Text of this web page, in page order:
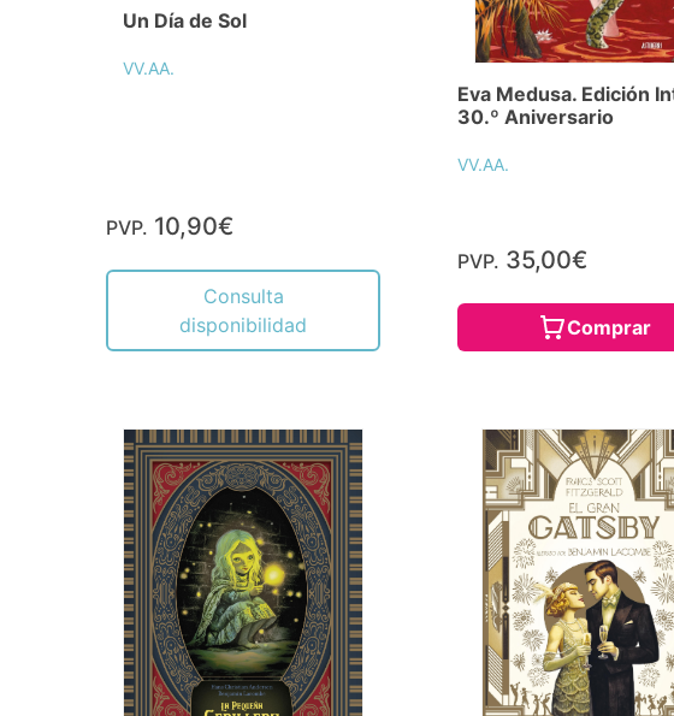
Un Día de Sol
VV.AA.
PVP. 10,90€
Consulta
disponibilidad
Eva Medusa. Edición
30.º Aniversario
VV.AA.
PVP. 35,00€
Comprar